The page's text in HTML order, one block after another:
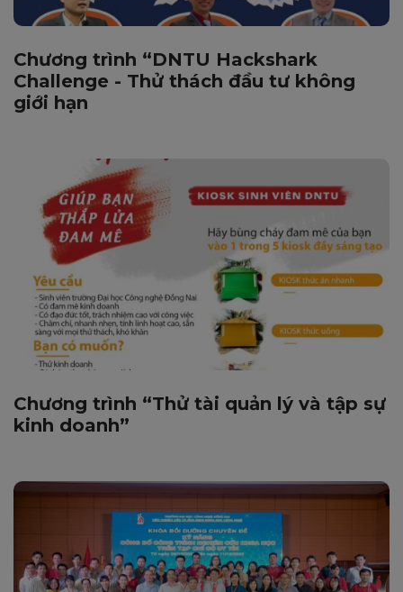
Chương trình “DNTU Hackshark
Challenge - Thử thách đầu tư không
giới hạn
Chương trình “Thử tài quản lý và tập sự
kinh doanh”